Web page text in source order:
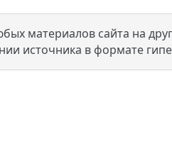
материалов сайта на
источника в формате